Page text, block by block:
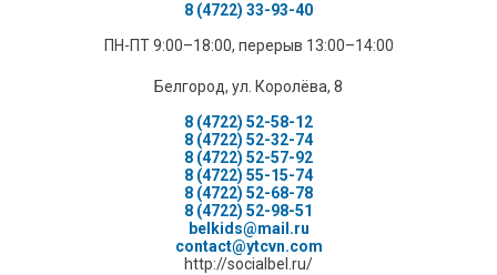
8 (4722) 33-93-40
ПН-ПТ 9:00–18:00, перерыв 13:00–14:00
Белгород, ул. Королёва, 8
8 (4722) 52-58-12
8 (4722) 52-32-74
8 (4722) 52-57-92
8 (4722) 55-15-74
8 (4722) 52-68-78
8 (4722) 52-98-51
belkids@mail.ru
contact@ytcvn.com
http://socialbel.ru/